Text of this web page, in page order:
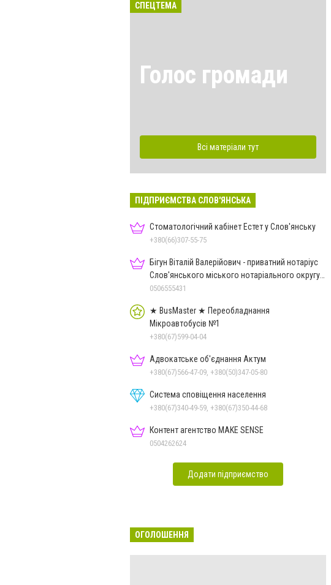
СПЕЦТЕМА
Голос громади
Всі матеріали тут
ПІДПРИЄМСТВА СЛОВ'ЯНСЬКА
Стоматологічний кабінет Естет у Слов'янську
+380(66)307-55-75
Бігун Віталій Валерійович - приватний нотаріус
Слов'янського міського нотаріального округу
Дон.обл.
0506555431
★ BusMaster ★ Переобладнання
Мікроавтобусів №1
+380(67)599-04-04
Адвокатське об'єднання Актум
+380(67)566-47-09, +380(50)347-05-80
Система сповіщення населення
+380(67)340-49-59, +380(67)350-44-68
Контент агентство MAKE SENSE
0504262624
Додати підприємство
ОГОЛОШЕННЯ